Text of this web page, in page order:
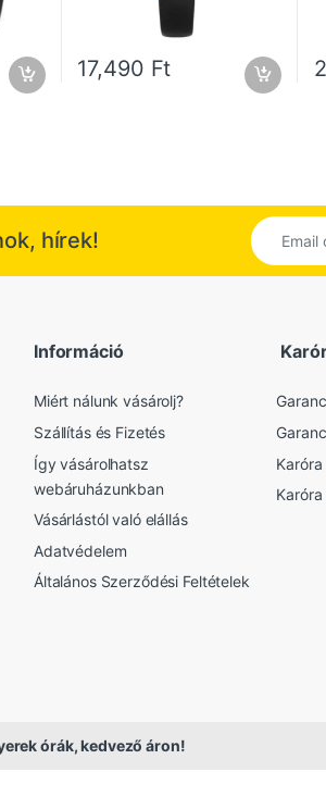
17,490 Ft
hírek!
Információ
Miért nálunk vásárolj?
Szállítás és Fizetés
Így vásárolhatsz
webáruházunkban
Vásárlástól való elállás
Adatvédelem
Általános Szerződési Feltételek
órák, kedvező áron!